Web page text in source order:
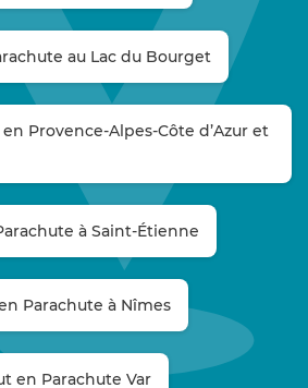
au Lac du Bourget
Provence-Alpes-Côte d’Azur et
à Saint-Étienne
Parachute à Nîmes
en Parachute Var